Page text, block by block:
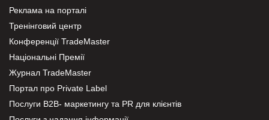
Реклама на порталі
Тренінговий центр
Конференції TradeMaster
Національні Премії
Журнал TradeMaster
Портал про Private Label
Послуги В2В- маркетингу та PR для клієнтів